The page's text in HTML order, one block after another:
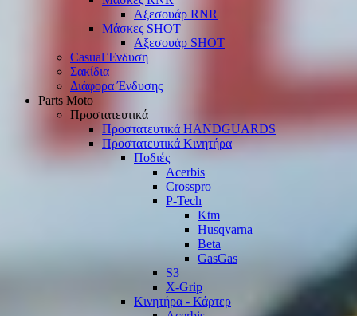
Αξεσουάρ RNR
Μάσκες SHOT
Αξεσουάρ SHOT
Casual Ένδυση
Σακίδια
Διάφορα Ένδυσης
Parts Moto
Προστατευτικά
Προστατευτικά HANDGUARDS
Προστατευτικά Κινητήρα
Ποδιές
Acerbis
Crosspro
P-Tech
Ktm
Husqvarna
Beta
GasGas
S3
X-Grip
Κινητήρα - Κάρτερ